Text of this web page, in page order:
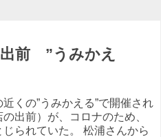
前 ”うみかえ
くの”うみかえる”で開催され
出前）が、コロナのため、
られていた。 松浦さんから